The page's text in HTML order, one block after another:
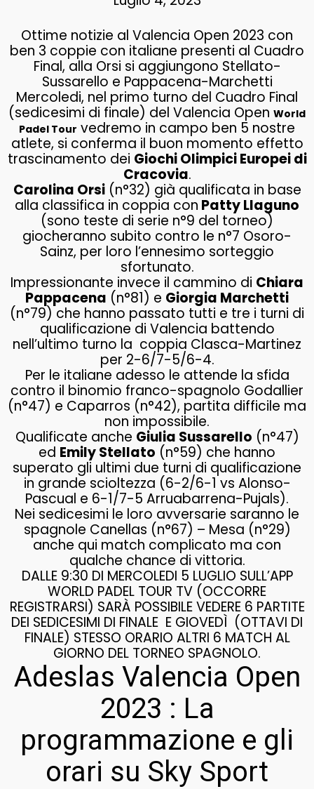
Ottime notizie al Valencia Open 2023 con
ben 3 coppie con italiane presenti al Cuadro
Final, alla Orsi si aggiungono Stellato-
Sussarello e Pappacena-Marchetti
Mercoledi, nel primo turno del Cuadro Final
(sedicesimi di finale) del Valencia Open World
Padel Tour vedremo in campo ben 5 nostre
atlete, si conferma il buon momento effetto
trascinamento dei Giochi Olimpici Europei di
Cracovia.
Carolina Orsi(n°32) già qualificata in base
alla classifica in coppia con Patty Llaguno
(sono teste di serie n°9 del torneo)
giocheranno subito contro le n°7 Osoro-
Sainz, per loro l’ennesimo sorteggio
sfortunato.
Impressionante invece il cammino di Chiara
Pappacena (n°81) e Giorgia Marchetti
(n°79) che hanno passato tutti e tre i turni di
qualificazione di Valencia battendo
nell’ultimo turno la coppia Clasca-Martinez
per 2-6/7-5/6-4.
Per le italiane adesso le attende la sfida
contro il binomio franco-spagnolo Godallier
(n°47) e Caparros (n°42), partita difficile ma
non impossibile.
Qualificate anche Giulia Sussarello (n°47)
ed Emily Stellato (n°59) che hanno
superato gli ultimi due turni di qualificazione
in grande scioltezza (6-2/6-1 vs Alonso-
Pascual e 6-1/7-5 Arruabarrena-Pujals).
Nei sedicesimi le loro avversarie saranno le
spagnole Canellas (n°67) – Mesa (n°29)
anche qui match complicato ma con
qualche chance di vittoria.
DALLE 9:30 DI MERCOLEDI 5 LUGLIO SULL’APP
WORLD PADEL TOUR TV (OCCORRE
REGISTRARSI) SARÀ POSSIBILE VEDERE 6 PARTITE
DEI SEDICESIMI DI FINALE E GIOVEDÌ (OTTAVI DI
FINALE) STESSO ORARIO ALTRI 6 MATCH AL
GIORNO DEL TORNEO SPAGNOLO.
Adeslas Valencia Open
2023 : La
programmazione e gli
orari su Sky Sport